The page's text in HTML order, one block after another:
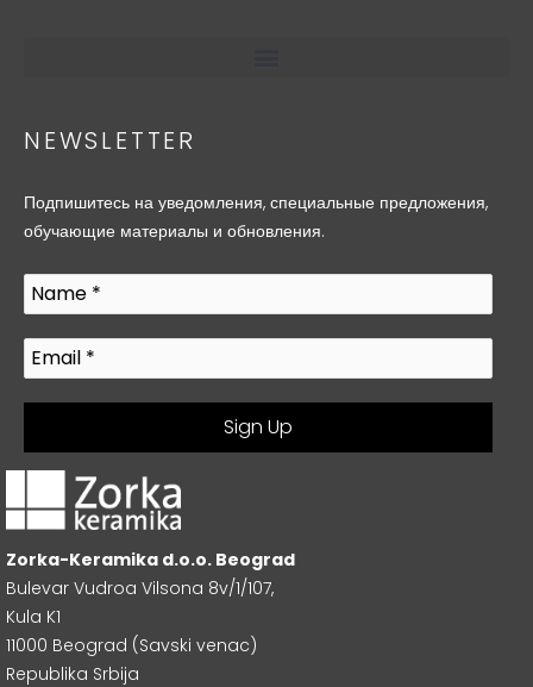
NEWSLETTER
Подпишитесь на уведомления, специальные предложения,
обучающие материалы и обновления.
Zorka-Keramika d.o.o. Beograd
Bulevar Vudroa Vilsona 8v/1/107,
Kula K1
11000 Beograd (Savski venac)
Republika Srbija